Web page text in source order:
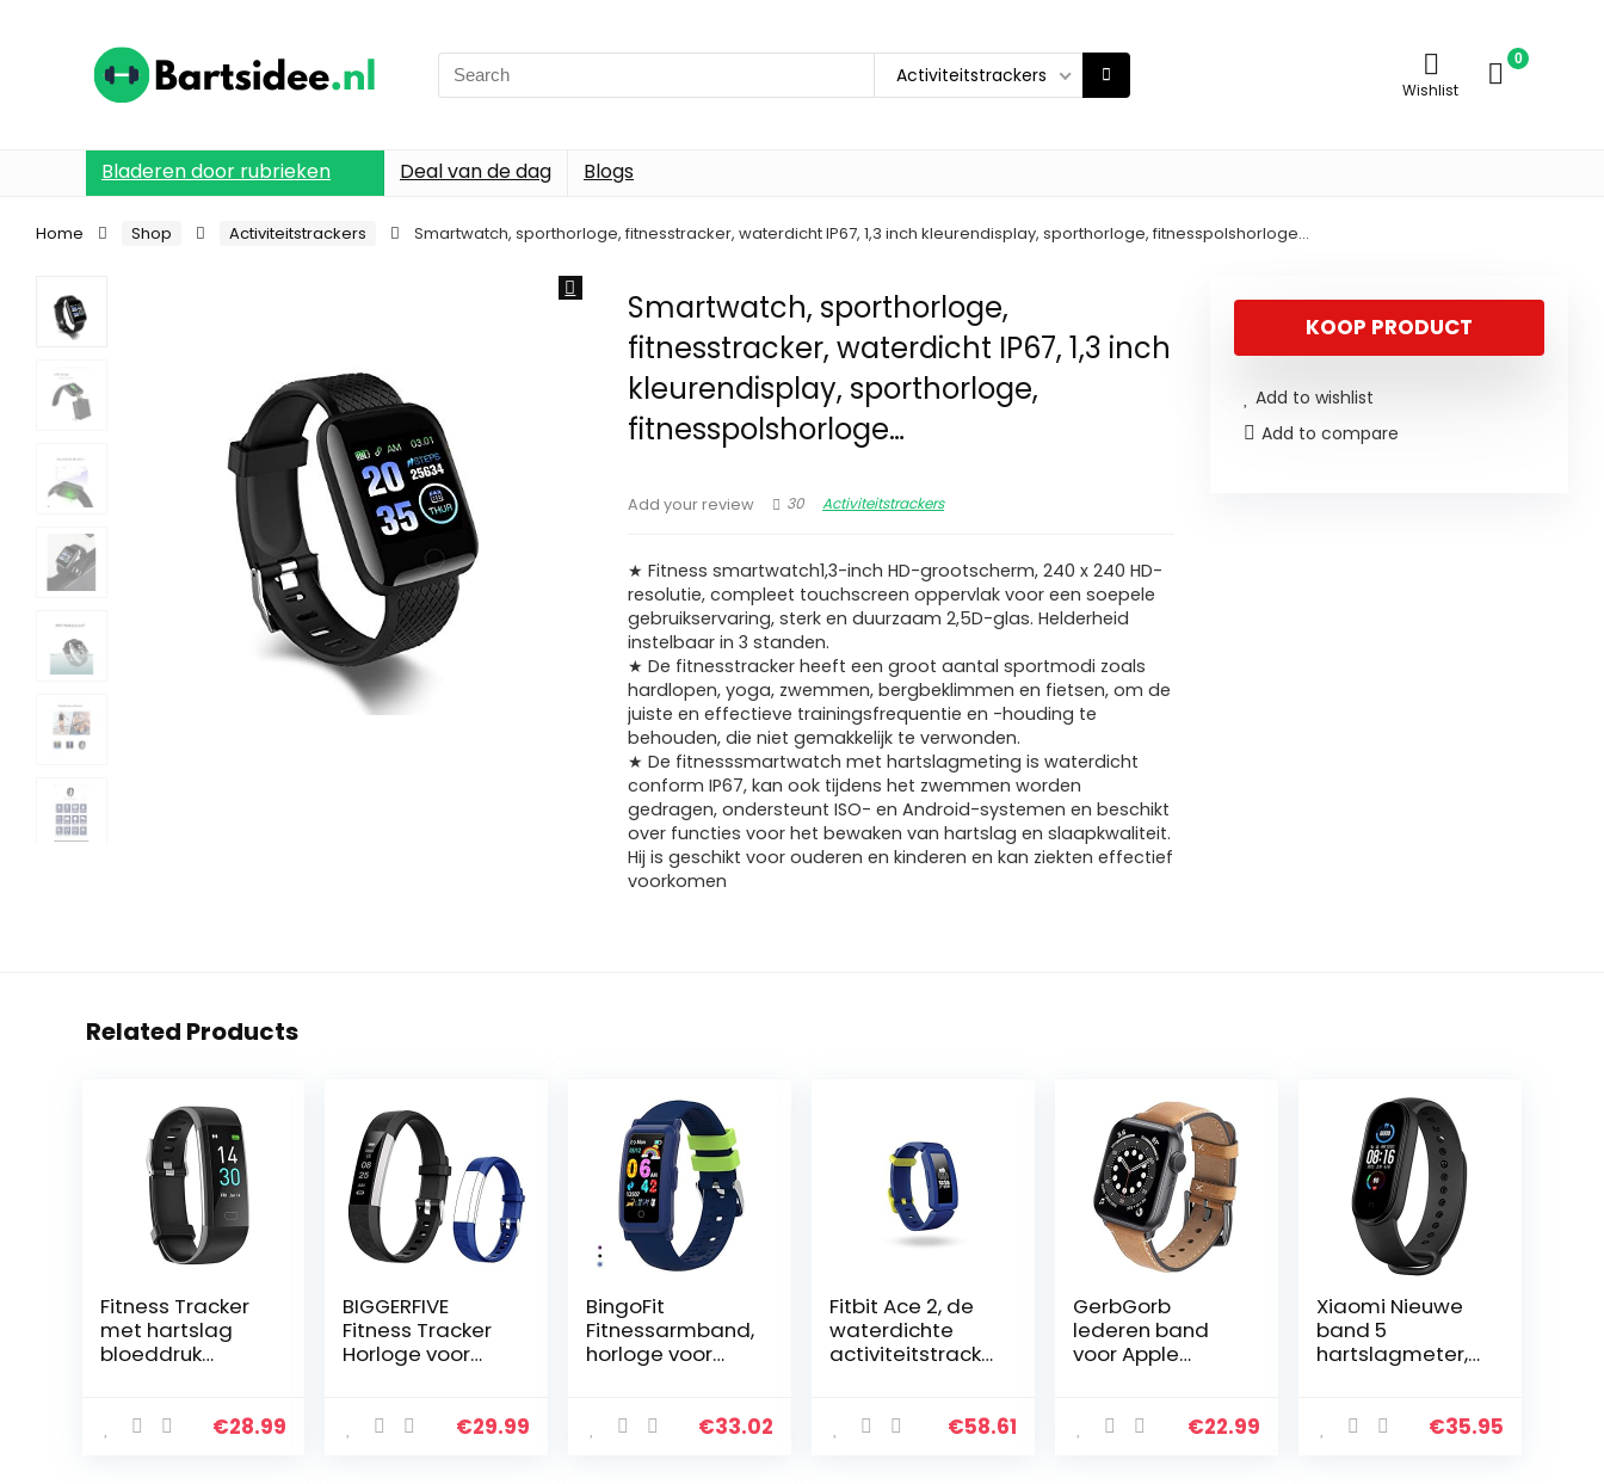
Search
for:
Activiteitstrackers
Wishlist
0
Bladeren door rubrieken Deal van de dag Blogs
Home Shop Activiteitstrackers Smartwatch, sporthorloge, fitnesstracker, waterdicht IP67, 1,3 inch kleurendisplay, sporthorloge, fitnesspolshorloge…
Smartwatch, sporthorloge,
fitnesstracker, waterdicht IP67, 1,3 inch
kleurendisplay, sporthorloge,
fitnesspolshorloge…
Add your review 30 Activiteitstrackers
★ Fitness smartwatch1,3-inch HD-grootscherm, 240 x 240 HD-
resolutie, compleet touchscreen oppervlak voor een soepele
gebruikservaring, sterk en duurzaam 2,5D-glas. Helderheid
instelbaar in 3 standen.
★ De fitnesstracker heeft een groot aantal sportmodi zoals
hardlopen, yoga, zwemmen, bergbeklimmen en fietsen, om de
juiste en effectieve trainingsfrequentie en -houding te
behouden, die niet gemakkelijk te verwonden.
★ De fitnesssmartwatch met hartslagmeting is waterdicht
conform IP67, kan ook tijdens het zwemmen worden
gedragen, ondersteunt ISO- en Android-systemen en beschikt
over functies voor het bewaken van hartslag en slaapkwaliteit.
Hij is geschikt voor ouderen en kinderen en kan ziekten effectief
voorkomen
KOOP PRODUCT
Add to wishlist
Add to compare
Related Products
Fitness Tracker
met hartslag
bloeddruk
Activity Tracker
€28.99
BIGGERFIVE
Fitness Tracker
Horloge voor
tieners,
€29.99
BingoFit
Fitnessarmband,
horloge voor
smartwatch
€33.02
Fitbit Ace 2, de
waterdichte
activiteitstracke
biedt
€58.61
GerbGorb
lederen band
voor Apple
38 mm 40 mm
€22.99
Xiaomi Nieuwe
band 5
hartslagmeter,
trainingsmodi,
€35.95